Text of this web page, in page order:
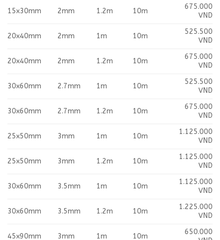
15x30mm 2mm 1.2m 10m
675.000
VND
20x40mm 2mm 1m 10m
525.500
VND
20x40mm 2mm 1.2m 10m
675.000
VND
30x60mm 2.7mm 1m 10m
525.500
VND
30x60mm 2.7mm 1.2m 10m
675.000
VND
25x50mm 3mm 1m 10m
1.125.000
VND
25x50mm 3mm 1.2m 10m
1.125.000
VND
30x60mm 3.5mm 1m 10m
1.125.000
VND
30x60mm 3.5mm 1.2m 10m
1.225.000
VND
45x90mm 3mm 1m 10m
650.000